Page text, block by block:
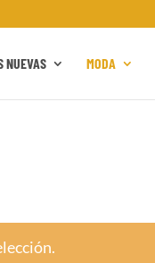
NUEVAS MODA